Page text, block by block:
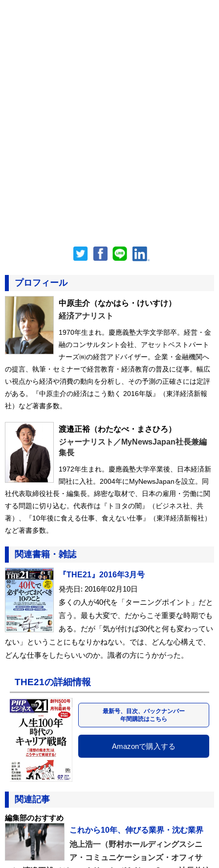
プロフィール
中原圭介（なかはら・けいすけ）
経済アナリスト
1970年生まれ。慶應義塾大学文学部卒。経営・金
融のコンサルタント会社、アセットベストパート
ナーズ㈱の経営アドバイザー。企業・金融機関へ
の提言、執筆・セミナーで経営教育・経済教育の普及に従事。幅広
い視点から経済や消費の動向を分析し、その予測の正確さには定評
がある。『中原圭介の経済はこう動く 2016年版』（東洋経済新報
社）など著書多数。
渡邉正裕（わたなべ・まさひろ）
ジャーナリスト／MyNewsJapan社長兼編
集長
1972年生まれ。慶應義塾大学卒業後、日本経済新
聞社に入社。2004年にMyNewsJapanを設立。同
社代表取締役社長・編集長。綿密な取材で、日本の雇用・労働に関
する問題に切り込む。代表作は『トヨタの闇』（ビジネス社、共
著）、『10年後に食える仕事、食えない仕事』（東洋経済新報社）
など著書多数。
関連書籍・雑誌
『THE21』2016年3月号
発売日: 2016年02月10日
多くの人が40代を「ターニングポイント」だと
言う。最も大変で、だからこそ重要な時期でも
ある。だが「気が付けば30代と何も変わってい
ない」ということにもなりかねない。では、どんな心構えで、
どんな仕事をしたらいいのか。識者の方にうかがった。
THE21の詳細情報
最新号、目次、バックナンバー
年間購読はこちら
Amazonで購入する
関連記事
編集部のおすすめ
これから10年、伸びる業界・沈む業界
池上浩一（野村ホールディングスシニ
ア・コミュニケーションズ・オフィサ